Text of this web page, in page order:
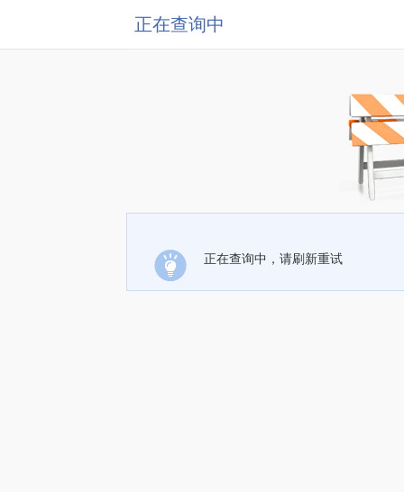
正在查询中
正在查询中，请刷新重试